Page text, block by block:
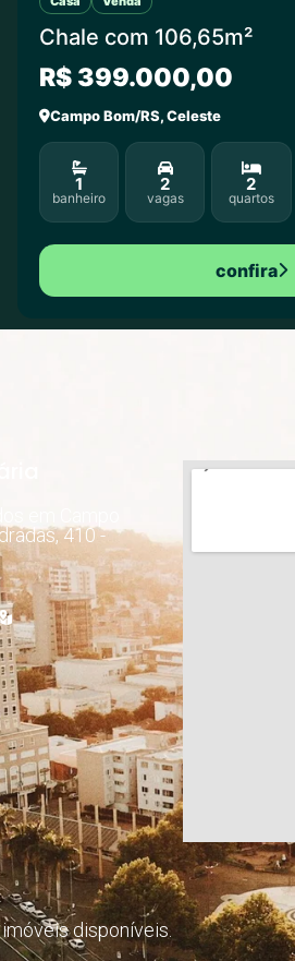
Chale com 106,65m²
R$ 399.000,00
Campo Bom/RS, Celeste
1
banheiro
2
vagas
2
quartos
confira
410 -
disponíveis.